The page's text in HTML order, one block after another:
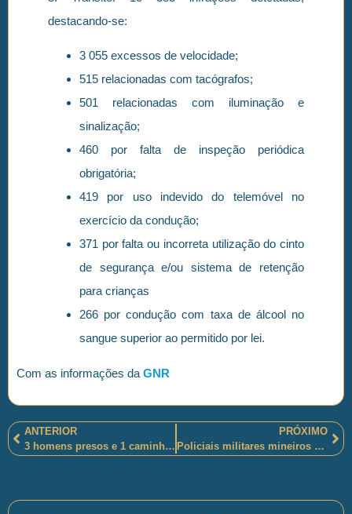
destacando-se:
3 055 excessos de velocidade;
515 relacionadas com tacógrafos;
501 relacionadas com iluminação e
sinalização;
460 por falta de inspeção periódica
obrigatória;
419 por uso indevido do telemóvel no
exercício da condução;
371 por falta ou incorreta utilização do cinto
de segurança e/ou sistema de retenção
para crianças
266 por condução com taxa de álcool no
sangue superior ao permitido por lei.
Com as informações da GNR
ANTERIOR
3 homens presos e 1 caminhão, com carga, e outro veículo apreendidos pelos policiais militares mineiros em Pará de Minas-MG
PRÓXIMO
Policiais militares mineiros apreenderam drogas e um adolescente e prenderam um homem, em Januária-MG